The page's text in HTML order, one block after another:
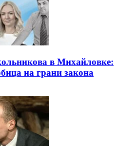
в Михайловке:
на грани закона